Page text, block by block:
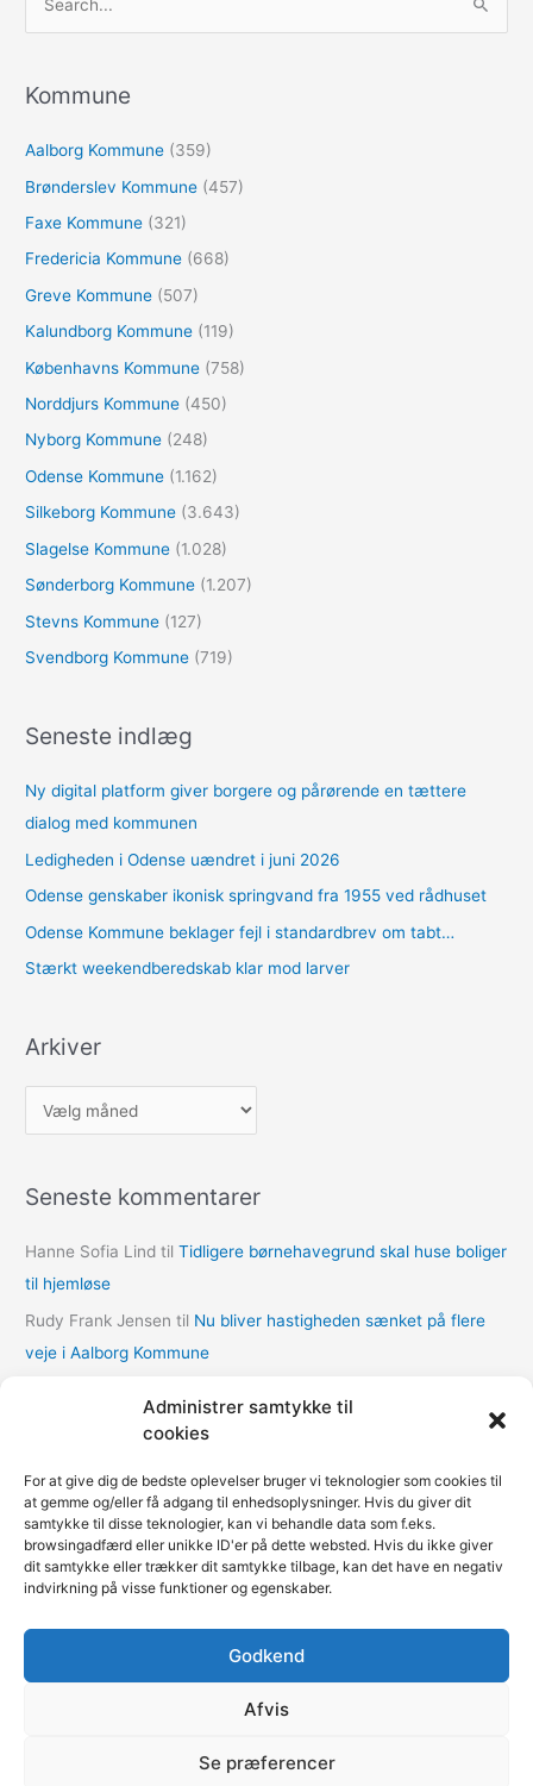
Administrer samtykke til
cookies
For at give dig de bedste oplevelser bruger vi teknologier som cookies til
at gemme og/eller få adgang til enhedsoplysninger. Hvis du giver dit
samtykke til disse teknologier, kan vi behandle data som f.eks.
browsingadfærd eller unikke ID'er på dette websted. Hvis du ikke giver
dit samtykke eller trækker dit samtykke tilbage, kan det have en negativ
indvirkning på visse funktioner og egenskaber.
Godkend
Afvis
Se præferencer
e
t
e
r
Kommune
Aalborg Kommune (359)
Brønderslev Kommune (457)
Faxe Kommune (321)
Fredericia Kommune (668)
Greve Kommune (507)
Kalundborg Kommune (119)
Københavns Kommune (758)
Norddjurs Kommune (450)
Nyborg Kommune (248)
Odense Kommune (1.162)
Silkeborg Kommune (3.643)
Slagelse Kommune (1.028)
Sønderborg Kommune (1.207)
Stevns Kommune (127)
Svendborg Kommune (719)
Seneste indlæg
Ny digital platform giver borgere og pårørende en tættere
dialog med kommunen
Ledigheden i Odense uændret i juni 2026
Odense genskaber ikonisk springvand fra 1955 ved rådhuset
Odense Kommune beklager fejl i standardbrev om tabt…
Stærkt weekendberedskab klar mod larver
Arkiver
r
i
e
r
Seneste kommentarer
Hanne Sofia Lind tilTidligere børnehavegrund skal huse boliger
til hjemløse
Rudy Frank Jensen til Nu bliver hastigheden sænket på flere
veje i Aalborg Kommune
udbygningsaftaler
Mariann Wie SvensontilSocialforvaltningen åbner COVID-
nødovernatning til hjemløse i Multihallen på Amager
Fokus på kommunerne | Copyright © 2020-2026
Teknisk support Webbureau.dk
Restauranter Restaurants in Denmark